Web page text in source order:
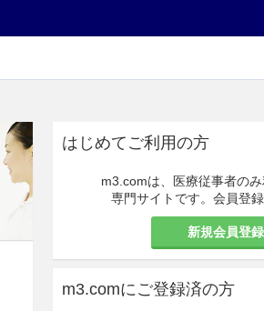
はじめてご利用の方
m3.comは、医療従事者の
専門サイトです。会員登録
新規会員登録
m3.comにご登録済の方